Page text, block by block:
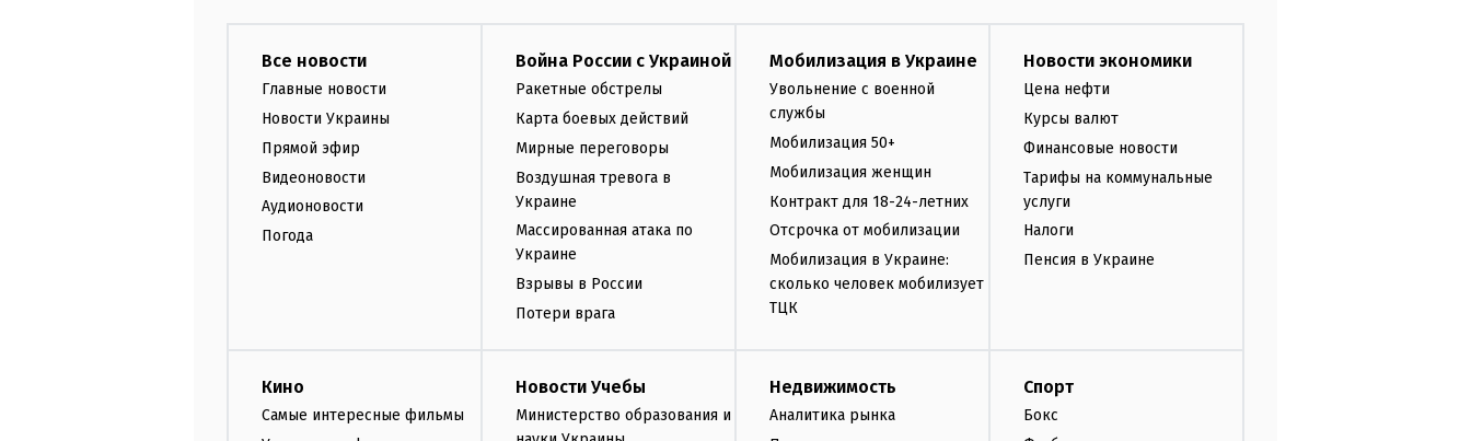
Все новости
Главные новости
Новости Украины
Прямой эфир
Видеоновости
Аудионовости
Погода
Война России с Украиной
Ракетные обстрелы
Карта боевых действий
Мирные переговоры
Воздушная тревога в
Украине
Массированная атака по
Украине
Взрывы в России
Потери врага
Мобилизация в Украине
Увольнение с военной
службы
Мобилизация 50+
Мобилизация женщин
Контракт для 18-24-летних
Отсрочка от мобилизации
Мобилизация в Украине:
сколько человек мобилизует
ТЦК
Новости экономики
Цена нефти
Курсы валют
Финансовые новости
Тарифы на коммунальные
услуги
Налоги
Пенсия в Украине
Кино
Самые интересные фильмы
Новости Учебы
Министерство образования и
Недвижимость
Аналитика рынка
Спорт
Бокс